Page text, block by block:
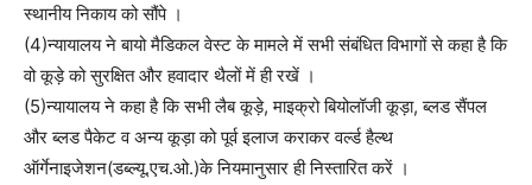
स्थानीय निकाय को सौंपे ।
(4)न्यायालय ने बायो मैडिकल वेस्ट के मामले में सभी संबंधित विभागों से कहा है कि
वो कूड़े को सुरक्षित और हवादार थैलों में ही रखें ।
(5)न्यायालय ने कहा है कि सभी लैब कूड़े, माइक्रो बियोलॉजी कूड़ा, ब्लड सैंपल
और ब्लड पैकेट व अन्य कूड़ा को पूर्व इलाज कराकर वर्ल्ड हैल्थ
ऑर्गेनाइजेशन(डब्ल्यू.एच.ओ.)के नियमानुसार ही निस्तारित करें ।